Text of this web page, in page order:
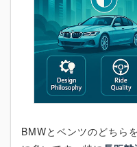
BMWとベンツのどちら